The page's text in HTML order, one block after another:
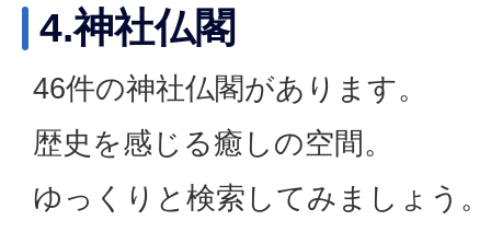
4.神社仏閣
46件の神社仏閣があります。
歴史を感じる癒しの空間。
ゆっくりと検索してみましょう。